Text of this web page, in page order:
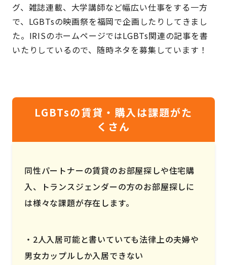
グ、雑誌連載、大学講師など幅広い仕事をする一方
で、LGBTsの映画祭を福岡で企画したりしてきまし
た。IRISのホームページではLGBTs関連の記事を書
いたりしているので、随時ネタを募集しています！
LGBTsの賃貸・購入は課題がた
くさん
同性パートナーの賃貸のお部屋探しや住宅購
入、トランスジェンダーの方のお部屋探しに
は様々な課題が存在します。
2人入居可能と書いていても法律上の夫婦や
男女カップルしか入居できない